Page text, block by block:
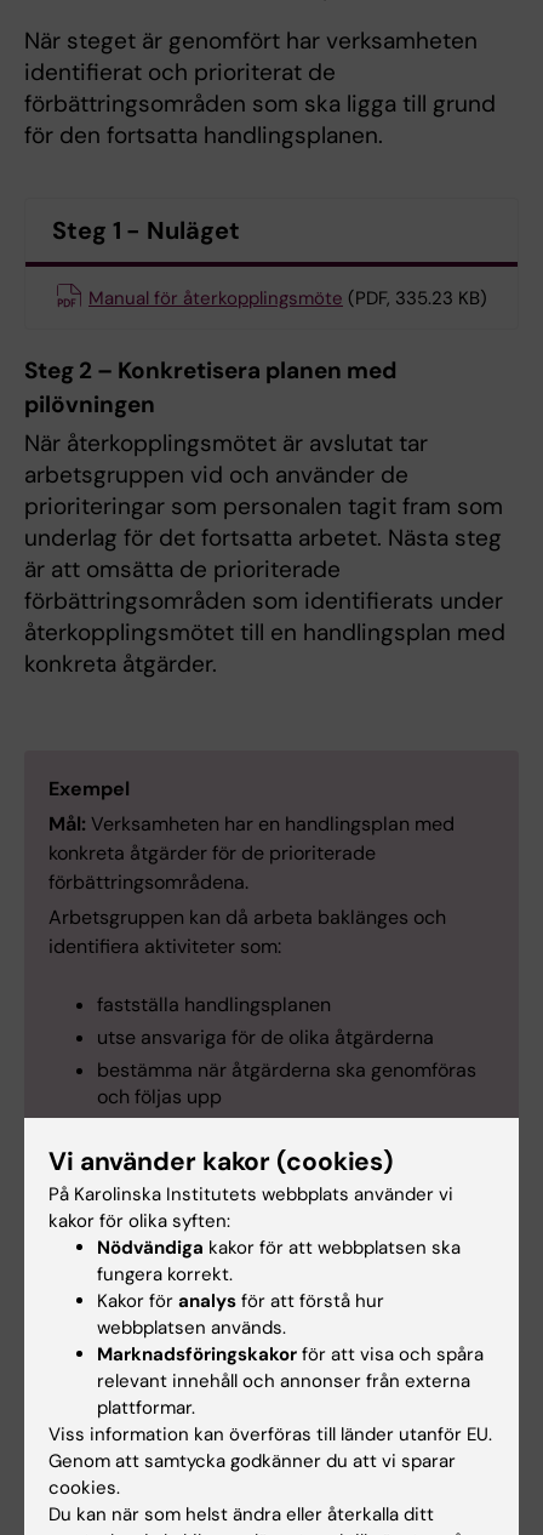
När steget är genomfört har verksamheten
identifierat och prioriterat de
förbättringsområden som ska ligga till grund
för den fortsatta handlingsplanen.
Steg 1 - Nuläget
Manual för återkopplingsmöte (PDF, 335.23 KB)
Steg 2 – Konkretisera planen med
pilövningen
När återkopplingsmötet är avslutat tar
arbetsgruppen vid och använder de
prioriteringar som personalen tagit fram som
underlag för det fortsatta arbetet. Nästa steg
är att omsätta de prioriterade
förbättringsområden som identifierats under
återkopplingsmötet till en handlingsplan med
konkreta åtgärder.
Exempel
Mål: Verksamheten har en handlingsplan med
konkreta åtgärder för de prioriterade
förbättringsområdena.
Arbetsgruppen kan då arbeta baklänges och
identifiera aktiviteter som:
fastställa handlingsplanen
utse ansvariga för de olika åtgärderna
bestämma när åtgärderna ska genomföras
och följas upp
prioriterat förbättringsområde
välja vilka förbättringsområden som ska ingå
i handlingsplanen utifrån resultaten från
återkopplingsmötet
Gör så här
Samla arbetsgruppen och använd de
prioriterade förbättringsområden som kom
fram under återkopplingsmötet som
utgångspunkt. Använd SMARTa mål-mallen för
Vi använder kakor (cookies)
På Karolinska Institutets webbplats använder vi
kakor för olika syften:
Nödvändiga kakor för att webbplatsen ska
fungera korrekt.
Kakor för analys för att förstå hur
webbplatsen används.
Marknadsföringskakor för att visa och spåra
relevant innehåll och annonser från externa
plattformar.
Viss information kan överföras till länder utanför EU.
Genom att samtycka godkänner du att vi sparar
cookies.
Du kan när som helst ändra eller återkalla ditt